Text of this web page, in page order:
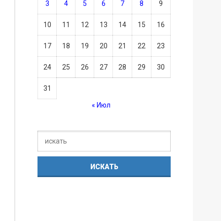
3 4 5 6 7 8 9
10 11 12 13 14 15 16
17 18 19 20 21 22 23
24 25 26 27 28 29 30
31
« Июл